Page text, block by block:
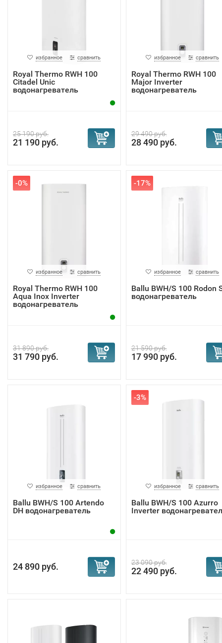
избранное сравнить
Royal Thermo RWH 100
Citadel Unic
водонагреватель
25 190 руб.
21 190 руб.
избранное сравнить
Royal Thermo RWH 100
Major Inverter
водонагреватель
29 490 руб.
28 490 руб.
-0%
избранное сравнить
Royal Thermo RWH 100
Aqua Inox Inverter
водонагреватель
31 890 руб.
31 790 руб.
-17%
избранное сравнить
Ballu BWH/S 100 Rodon
водонагреватель
21 590 руб.
17 990 руб.
избранное сравнить
Ballu BWH/S 100 Artendo
DH водонагреватель
24 890 руб.
-3%
избранное сравнить
Ballu BWH/S 100 Azurro
Inverter
23 090 руб.
22 490 руб.